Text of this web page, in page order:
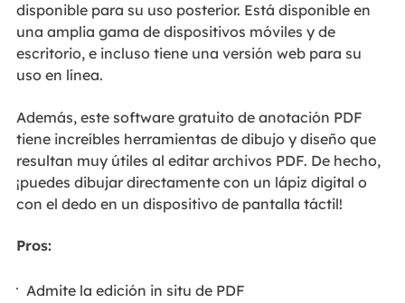
disponible para su uso posterior. Está disponible en
una amplia gama de dispositivos móviles y de
escritorio, e incluso tiene una versión web para su
uso en línea.
Además, este software gratuito de anotación PDF
tiene increíbles herramientas de dibujo y diseño que
resultan muy útiles al editar archivos PDF. De hecho,
¡puedes dibujar directamente con un lápiz digital o
con el dedo en un dispositivo de pantalla táctil!
Pros:
Admite la edición in situ de PDF